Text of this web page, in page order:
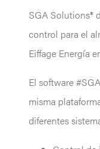
SGA Solutions®
control para el
Eiffage Energía
El software
misma
diferentes